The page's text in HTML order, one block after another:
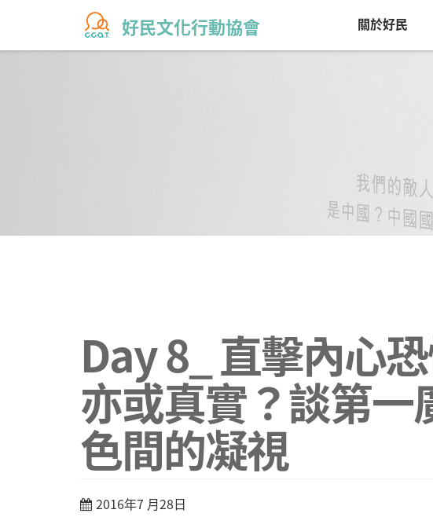
好民文化行動協會 關於好民
Day 8_ 直擊內心
亦或真實？談第一
色間的凝視
2016年7 月28日